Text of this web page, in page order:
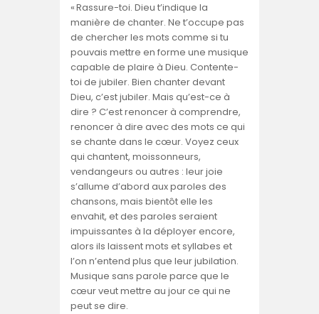
« Rassure-toi. Dieu t’indique la
manière de chanter. Ne t’occupe pas
de chercher les mots comme si tu
pouvais mettre en forme une musique
capable de plaire à Dieu. Contente-
toi de jubiler. Bien chanter devant
Dieu, c’est jubiler. Mais qu’est-ce à
dire ? C’est renoncer à comprendre,
renoncer à dire avec des mots ce qui
se chante dans le cœur. Voyez ceux
qui chantent, moissonneurs,
vendangeurs ou autres : leur joie
s’allume d’abord aux paroles des
chansons, mais bientôt elle les
envahit, et des paroles seraient
impuissantes à la déployer encore,
alors ils laissent mots et syllabes et
l’on n’entend plus que leur jubilation.
Musique sans parole parce que le
cœur veut mettre au jour ce qui ne
peut se dire.